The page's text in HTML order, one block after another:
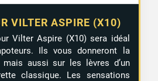
VILTER ASPIRE (X10)
Vilter Aspire (X10) sera idéal
Ils vous donneront la
mais aussi sur les lèvres d’un
classique. Les sensations